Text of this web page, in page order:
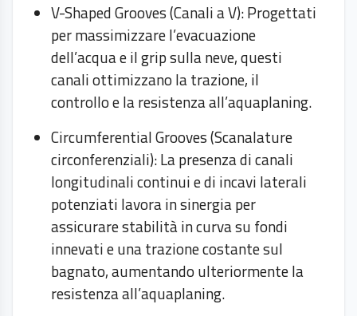
V-Shaped Grooves (Canali a V): Progettati
per massimizzare l’evacuazione
dell’acqua e il grip sulla neve, questi
canali ottimizzano la trazione, il
controllo e la resistenza all’aquaplaning.
Circumferential Grooves (Scanalature
circonferenziali): La presenza di canali
longitudinali continui e di incavi laterali
potenziati lavora in sinergia per
assicurare stabilità in curva su fondi
innevati e una trazione costante sul
bagnato, aumentando ulteriormente la
resistenza all’aquaplaning.